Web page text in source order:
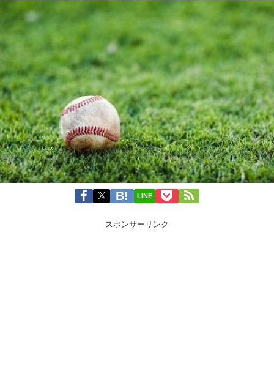
LINE
スポンサーリンク